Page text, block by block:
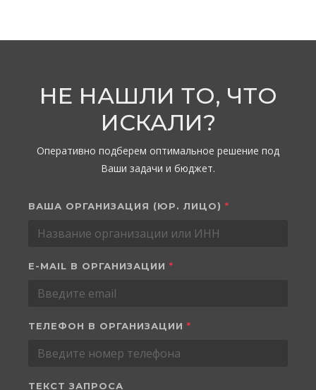
НЕ НАШЛИ ТО, ЧТО
ИСКАЛИ?
Оперативно подберем оптимальное решение под
Ваши задачи и бюджет.
ВАША ОРГАНИЗАЦИЯ (ЮР. ЛИЦО) *
E-MAIL В ОРГАНИЗАЦИИ *
ТЕЛЕФОН В ОРГАНИЗАЦИИ *
ТЕКСТ ЗАПРОСА